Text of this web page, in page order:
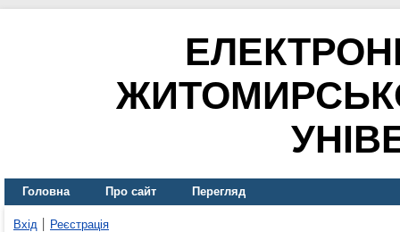
Головна Про сайт Перегляд
Вхід Реєстрація